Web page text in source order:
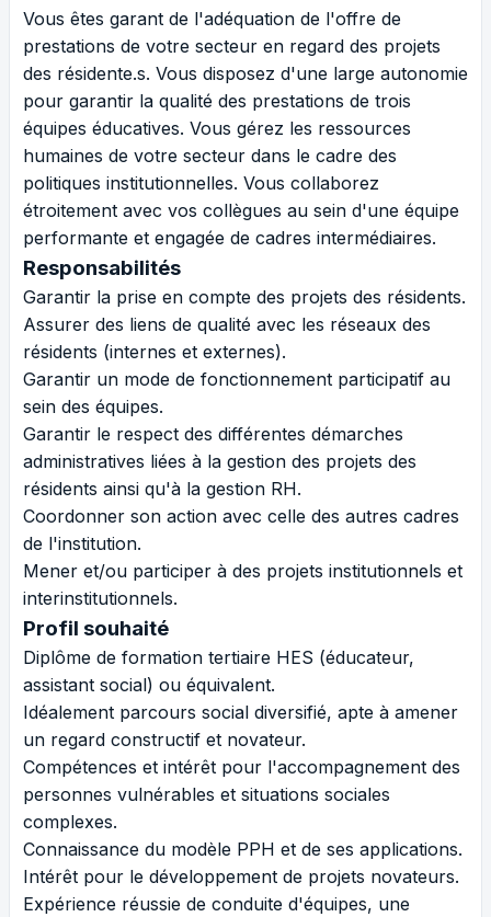
Vous êtes garant de l'adéquation de l'offre de
prestations de votre secteur en regard des projets
des résidente.s. Vous disposez d'une large autonomie
pour garantir la qualité des prestations de trois
équipes éducatives. Vous gérez les ressources
humaines de votre secteur dans le cadre des
politiques institutionnelles. Vous collaborez
étroitement avec vos collègues au sein d'une équipe
performante et engagée de cadres intermédiaires.
Responsabilités
Garantir la prise en compte des projets des résidents.
Assurer des liens de qualité avec les réseaux des
résidents (internes et externes).
Garantir un mode de fonctionnement participatif au
sein des équipes.
Garantir le respect des différentes démarches
administratives liées à la gestion des projets des
résidents ainsi qu'à la gestion RH.
Coordonner son action avec celle des autres cadres
de l'institution.
Mener et/ou participer à des projets institutionnels et
interinstitutionnels.
Profil souhaité
Diplôme de formation tertiaire HES (éducateur,
assistant social) ou équivalent.
Idéalement parcours social diversifié, apte à amener
un regard constructif et novateur.
Compétences et intérêt pour l'accompagnement des
personnes vulnérables et situations sociales
complexes.
Connaissance du modèle PPH et de ses applications.
Intérêt pour le développement de projets novateurs.
Expérience réussie de conduite d'équipes, une